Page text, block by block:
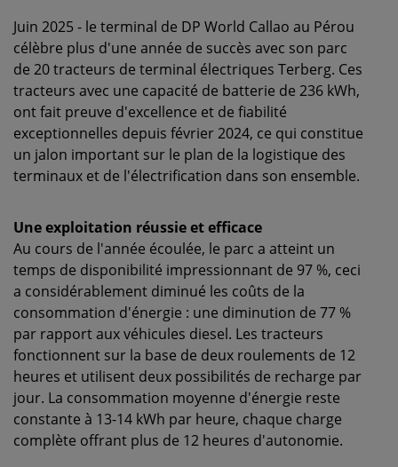
Juin 2025 - le terminal de DP World Callao au Pérou
célèbre plus d'une année de succès avec son parc
de 20 tracteurs de terminal électriques Terberg. Ces
tracteurs avec une capacité de batterie de 236 kWh,
ont fait preuve d'excellence et de fiabilité
exceptionnelles depuis février 2024, ce qui constitue
un jalon important sur le plan de la logistique des
terminaux et de l'électrification dans son ensemble.
Une exploitation réussie et efficace
Au cours de l'année écoulée, le parc a atteint un
temps de disponibilité impressionnant de 97 %, ceci
a considérablement diminué les coûts de la
consommation d'énergie : une diminution de 77 %
par rapport aux véhicules diesel. Les tracteurs
fonctionnent sur la base de deux roulements de 12
heures et utilisent deux possibilités de recharge par
jour. La consommation moyenne d'énergie reste
constante à 13-14 kWh par heure, chaque charge
complète offrant plus de 12 heures d'autonomie.